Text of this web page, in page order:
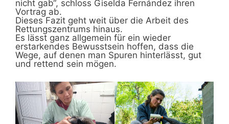
nicht gab“, schloss Giselda Fernández ihren
Vortrag ab.
Dieses Fazit geht weit über die Arbeit des
Rettungszentrums hinaus.
Es lässt ganz allgemein für ein wieder
erstarkendes Bewusstsein hoffen, dass die
Wege, auf denen man Spuren hinterlässt, gut
und rettend sein mögen.